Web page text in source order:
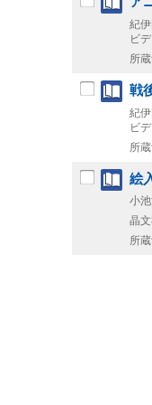
紀
ビ
所
戦
紀
ビ
所
絵
小
晶
所